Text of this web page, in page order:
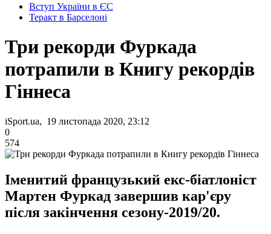
Вступ України в ЄС
Теракт в Барселоні
Три рекорди Фуркада
потрапили в Книгу рекордів
Гіннеса
iSport.ua, 19 листопада 2020, 23:12
0
574
Іменитий французький екс-біатлоніст
Мартен Фуркад завершив кар'єру
після закінчення сезону-2019/20.